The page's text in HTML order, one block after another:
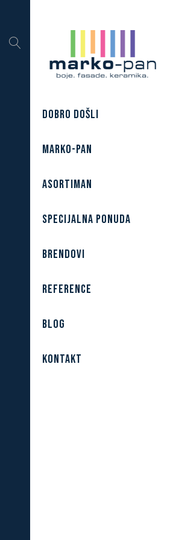
DOBRO DOŠLI
MARKO-PAN
ASORTIMAN
SPECIJALNA PONUDA
BRENDOVI
REFERENCE
BLOG
KONTAKT